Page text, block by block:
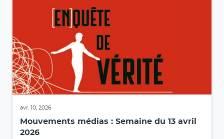
avr. 10, 2026
Mouvements médias : Semaine du 13 avril
2026